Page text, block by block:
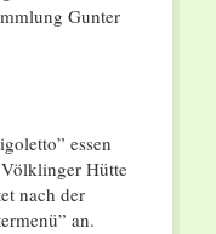
Gunter
essen
Hütte
nach der
an.